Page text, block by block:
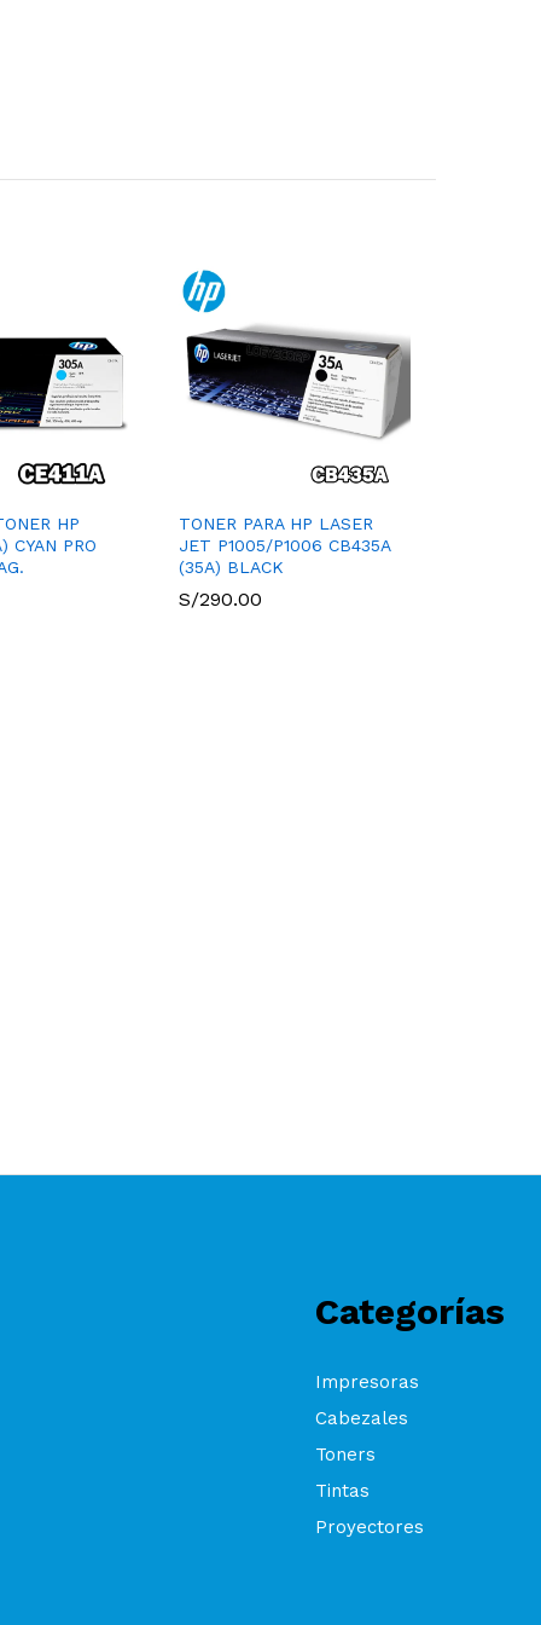
HP
CYAN PRO
TONER PARA HP LASER
JET P1005/P1006 CB435A
(35A) BLACK
S/290.00
Categorías
Impresoras
Cabezales
Toners
Tintas
Proyectores